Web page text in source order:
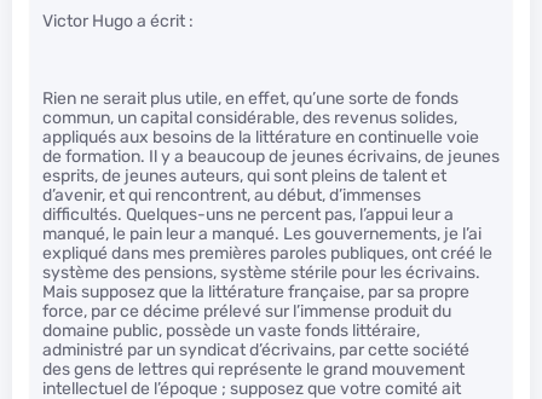
Victor Hugo a écrit :
Rien ne serait plus utile, en effet, qu’une sorte de fonds
commun, un capital considérable, des revenus solides,
appliqués aux besoins de la littérature en continuelle voie
de formation. Il y a beaucoup de jeunes écrivains, de jeunes
esprits, de jeunes auteurs, qui sont pleins de talent et
d’avenir, et qui rencontrent, au début, d’immenses
difficultés. Quelques-uns ne percent pas, l’appui leur a
manqué, le pain leur a manqué. Les gouvernements, je l’ai
expliqué dans mes premières paroles publiques, ont créé le
système des pensions, système stérile pour les écrivains.
Mais supposez que la littérature française, par sa propre
force, par ce décime prélevé sur l’immense produit du
domaine public, possède un vaste fonds littéraire,
administré par un syndicat d’écrivains, par cette société
des gens de lettres qui représente le grand mouvement
intellectuel de l’époque ; supposez que votre comité ait